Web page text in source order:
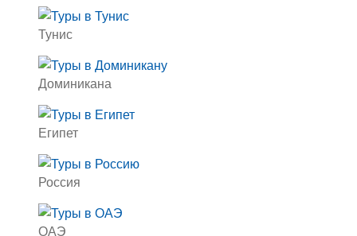
Тунис
Доминикана
Египет
Россия
ОАЭ